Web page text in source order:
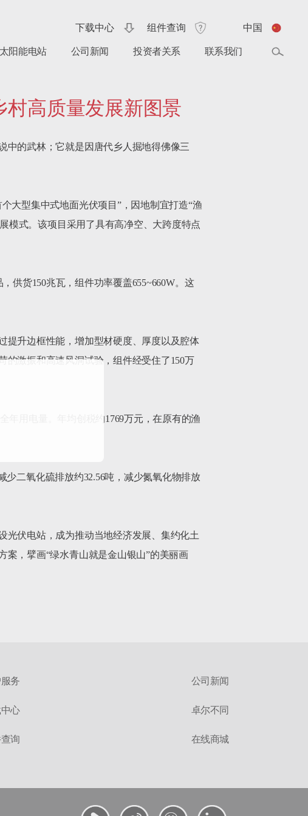
太阳能电站 公司新闻 投资者关系 联系我们
中国
组件查询
下载中心
村高质量发展新图景
中的武林；它就是因唐代乡人掘地得佛像三
大型集中式地面光伏项目”，因地制宜打造“渔
模式。该项目采用了具有高净空、大跨度特点
供货150兆瓦，组件功率覆盖655~660W。这
提升边框性能，增加型材硬度、厚度以及腔体
的激振和高速风洞试验，组件经受住了150万
年用电量。年均创税约1769万元，在原有的渔
少二氧化硫排放约32.56吨，减少氮氧化物排放
光伏电站，成为推动当地经济发展、集约化土
案，擘画“绿水青山就是金山银山”的美丽画
务 公司新闻
心 卓尔不同
询 在线商城